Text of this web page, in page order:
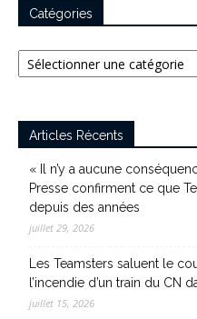
Catégories
Catégories
Articles Récents
« Il n’y a aucune
Presse confirment ce que
depuis des années
juillet 29, 2026
Les Teamsters saluent le
l’incendie d’un train du CN
juillet 15, 2026